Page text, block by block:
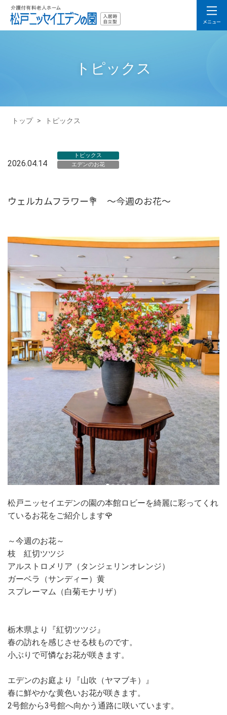
トピックス
トップ > トピックス
2026.04.14
トピックス
エデンのお花
ウェルカムフラワー💐 ～今週のお花～
松戸ニッセイエデンの園の本館ロビーを綺麗に彩ってくれ
ているお花をご紹介します🌹
～今週のお花～
枝 紅切ツツジ
アルストロメリア（タンジェリンオレンジ）
ガーベラ（サンディー）黄
スプレーマム（白菊モナリザ）
栃木県より『紅切ツツジ』
春の訪れを感じさせる枝ものです。
小ぶりで可憐なお花が咲きます。
エデンのお庭より『山吹（ヤマブキ）』
春に鮮やかな黄色いお花が咲きます。
2号館から3号館へ向かう通路に咲いています。